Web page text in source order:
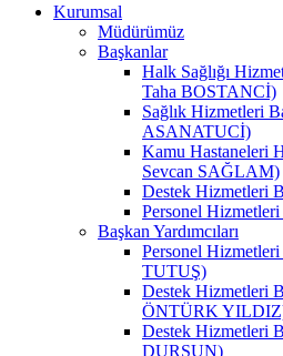
Kurumsal
Müdürümüz
Başkanlar
Halk Sağlığı
Taha BOSTANCİ)
Sağlık Hizmetleri
ASANATUCİ)
Kamu Hastaneleri
Sevcan SAĞLAM)
Destek Hizmetleri
Personel
Başkan Yardımcıları
Personel Hizmetleri
TUTUŞ)
Destek Hizmetleri
ÖNTÜRK
Destek Hizmetleri
DURSUN)